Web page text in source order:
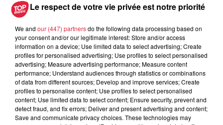
6 août 2026
Tags antisémites à Strasbourg :
Catherine Trautmann réagit
6 août 2026
Au zoo de Mulhouse : rencontre
avec les flamants rouges
Le respect de votre vie privée est notre priorité
We and our (447) partnersdo the following data processing based on
your consent and/or our legitimate interest: Store and/or access
information on a device; Use limited data to select advertising; Create
profiles for personalised advertising; Use profiles to select personalised
advertising; Measure advertising performance; Measure content
performance; Understand audiences through statistics or combinations
of data from different sources; Develop and improve services; Create
profiles to personalise content; Use profiles to select personalised
content; Use limited data to select content; Ensure security, prevent and
detect fraud, and fix errors; Deliver and present advertising and content;
Save and communicate privacy choices. These technologies may